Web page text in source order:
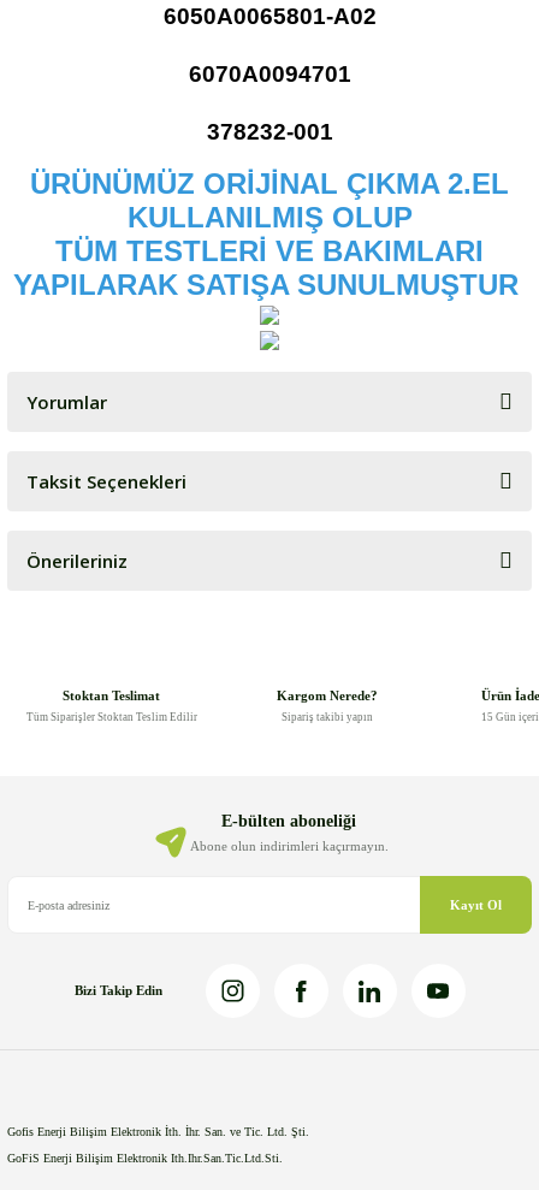
6050A0065801-A02
6070A0094701
378232-001
ÜRÜNÜMÜZ ORİJİNAL ÇIKMA 2.EL
KULLANILMIŞ OLUP
TÜM TESTLERİ VE BAKIMLARI
YAPILARAK SATIŞA SUNULMUŞTUR
Yorumlar
Bu ürüne ilk yorumu siz yapın!
Taksit Seçenekleri
Önerileriniz
Ürün bilgilerinde hatalar bulunuyor.
Ürün fiyatı diğer sitelerden daha pahalı.
Stoktan Teslimat
Tüm Siparişler Stoktan Teslim Edilir
Kargom Nerede?
Sipariş takibi yapın
Ürün
15 Gün
E-bülten aboneliği
Abone olun indirimleri kaçırmayın.
Kayıt Ol
Bizi Takip Edin
Gofis Enerji Bilişim Elektronik İth. İhr. San. ve Tic. Ltd. Şti.
GoFiS Enerji Bilişim Elektronik Ith.Ihr.San.Tic.Ltd.Sti.